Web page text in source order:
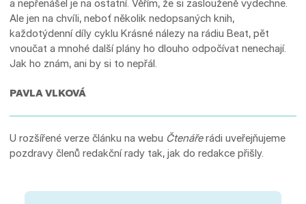
a nepřenášel je na ostatní. Věřím, že si zaslouženě vydechne.
Ale jen na chvíli, neboť několik nedopsaných knih,
každotýdenní díly cyklu Krásné nálezy na rádiu Beat, pět
vnoučat a mnohé další plány ho dlouho odpočívat nenechají.
Jak ho znám, ani by si to nepřál.
PAVLA VLKOVÁ
U rozšířené verze článku na webu Čtenářerádi uveřejňujeme
pozdravy členů redakční rady tak, jak do redakce přišly.